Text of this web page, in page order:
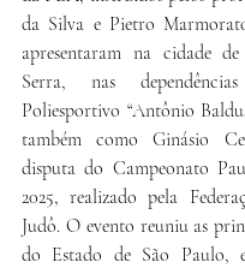
da Silva e Pietro
apresentaram na cidade
Serra, nas
Poliesportivo “Antônio
também como Ginásio
disputa do Campeonato
2025, realizado pela
Judô. O evento reuniu as
do Estado de São Paulo,